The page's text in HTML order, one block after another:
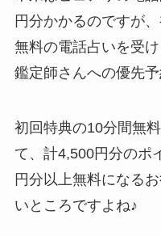
円分かかるのですが
無料の電話占いを受
鑑定師さんへの優先予
初回特典の10分間無
て、計4,500円分のポ
円分以上無料になる
いところですよね♪